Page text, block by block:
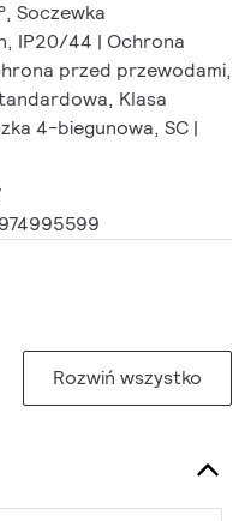
Soczewka
IP20/44 | Ochrona
przed przewodami,
Klasa
4-biegunowa, SC |
Rozwiń wszystko